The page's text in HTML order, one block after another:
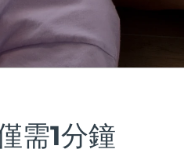
需1分鐘
預計送達日期
預計送達日期